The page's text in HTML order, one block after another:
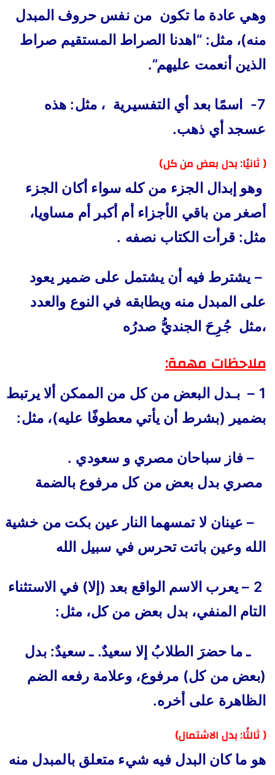
وهي عادة ما تكون من نفس حروف المبدل
منه)، مثل: “اهدنا الصراط المستقيم صراط
الذين أنعمت عليهم”.
7- اسمًا بعد أي التفسيرية ، مثل: هذه
عسجد أي ذهب.
(ثانيًا: بدل بعض من كل)
وهو إبدال الجزء من كله سواء أكان الجزء
أصغر من باقي الأجزاء أم أكبر أم مساويا،
مثل: قرأت الكتاب نصفه .
– يشترط فيه أن يشتمل على ضمير يعود
على المبدل منه ويطابقه في النوع والعدد
،مثل جُرِحَ الجنديُّ صدرُه
ملاحظات مهمة:
1 – بـدل البعض من كل من الممكن ألا يرتبط
بضمير (بشرط أن يأتي معطوفًا عليه)، مثل:
– فاز سباحان مصري و سعودي .
مصري بدل بعض من كل مرفوع بالضمة
– عينان لا تمسهما النار عين بكت من خشية
الله وعين باتت تحرس في سبيل الله
2 – يعرب الاسم الواقع بعد (إلا) في الاستثناء
التام المنفي، بدل بعض من كل، مثل:
ـ ما حضرَ الطلابُ إلا سعيدٌ. ـ سعيدٌ: بدل
(بعض من كل) مرفوع، وعلامة رفعه الضم
الظاهرة على أخره.
(ثالثًا: بدل الاشتمال)
هو ما كان البدل فيه شيء متعلق بالمبدل منه